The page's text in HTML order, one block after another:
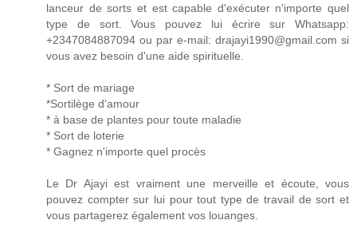
lanceur de sorts et est capable d'exécuter n'importe quel
type de sort. Vous pouvez lui écrire sur Whatsapp:
+2347084887094 ou par e-mail: drajayi1990@gmail.com si
vous avez besoin d'une aide spirituelle.
* Sort de mariage
*Sortilège d'amour
* à base de plantes pour toute maladie
* Sort de loterie
* Gagnez n'importe quel procès
Le Dr Ajayi est vraiment une merveille et écoute, vous
pouvez compter sur lui pour tout type de travail de sort et
vous partagerez également vos louanges.